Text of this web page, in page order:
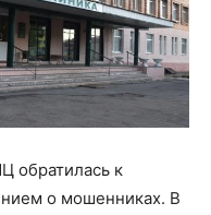
обратилась к
о мошенниках. В